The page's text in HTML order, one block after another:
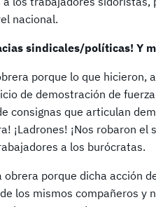
nacional.
sindicales/políticas! Y
porque lo que hicieron,
de demostración de
consignas que articulan
¡Ladrones! ¡Nos robaron
a los burócratas.
obrera porque dicha acción
los mismos compañeros y